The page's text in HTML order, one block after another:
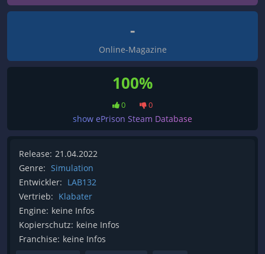
-
Online-Magazine
100%
0 0
show ePrison Steam Database
Release: 21.04.2022
Genre: Simulation
Entwickler: LAB132
Vertrieb: Klabater
Engine: keine Infos
Kopierschutz: keine Infos
Franchise: keine Infos